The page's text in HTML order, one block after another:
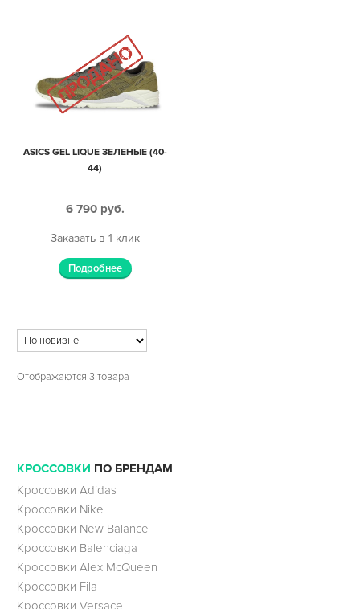
ASICS GEL LIQUE ЗЕЛЕНЫЕ (40-
44)
6 790 руб.
Заказать в 1 клик
Подробнее
Отображаются 3 товара
КРОССОВКИ ПО БРЕНДАМ
Кроссовки Adidas
Кроссовки Nike
Кроссовки New Balance
Кроссовки Balenciaga
Кроссовки Alex McQueen
Кроссовки Fila
Кроссовки Versace